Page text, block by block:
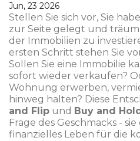
Jun, 23 2026
Stellen Sie sich vor, Sie
zur Seite gelegt und
der Immobilien zu
ersten Schritt stehen Sie
Sollen Sie eine Immobilie
sofort wieder verkaufen?
Wohnung erwerben,
hinweg halten? Diese
and Flip und Buy and
Frage des Geschmacks -
finanzielles Leben für die